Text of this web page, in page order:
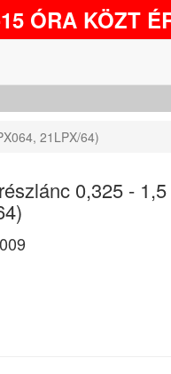
ÓRA KÖZT
21LPX/64)
0,325 -